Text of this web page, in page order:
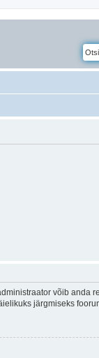
võib anda
järgmiseks